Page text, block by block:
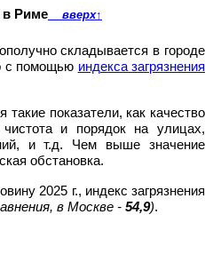
в Риме вверх↑
складывается в городе
с помощью индекса загрязнения
такие показатели, как качество
и порядок на улицах,
и т.д. Чем выше значение
обстановка.
2025 г., индекс загрязнения
в Москве - 54,9).